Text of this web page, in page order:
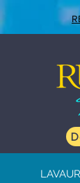
LAVAUR